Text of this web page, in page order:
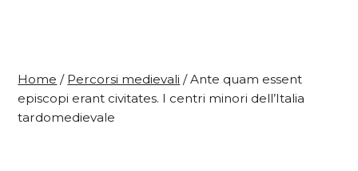
Home / Percorsi medievali / Ante quam essent
episcopi erant civitates. I centri minori dell’Italia
tardomedievale